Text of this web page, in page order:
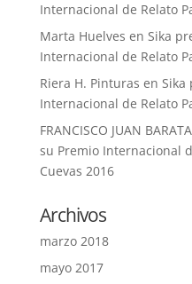
Internacional de Relato
Marta Huelves en Sika
Internacional de Relato
Riera H. Pinturas en Sika
Internacional de Relato
FRANCISCO JUAN
su Premio Internacional
Cuevas 2016
Archivos
marzo 2018
mayo 2017